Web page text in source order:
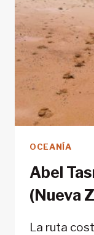
OCEANÍA
Abel
(Nueva
La ruta